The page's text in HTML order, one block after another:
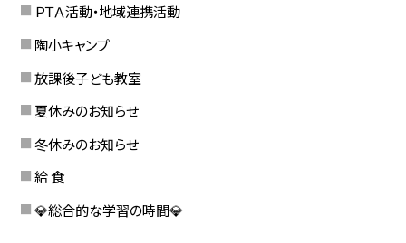
ＰＴＡ活動・地域連携活動
陶小キャンプ
放課後子ども教室
夏休みのお知らせ
冬休みのお知らせ
給 食
💎総合的な学習の時間💎